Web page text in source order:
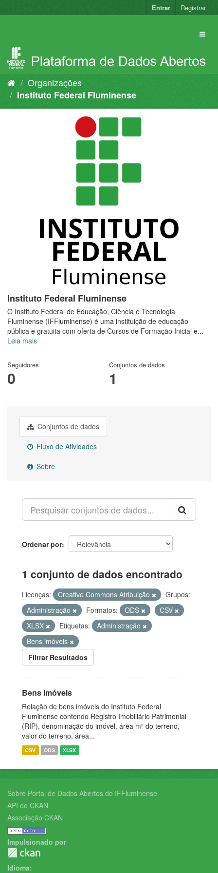
para
Entrar Registrar
Organizações
Instituto Federal Fluminense
Instituto Federal Fluminense
O Instituto Federal de Educação, Ciência e Tecnologia
Fluminense (IFFluminense) é uma instituição de educação
pública e gratuita com oferta de Cursos de Formação Inicial e...
Leia mais
Seguidores
0
Conjuntos de dados
1
Conjuntos de dados
Fluxo de Atividades
Sobre
Ordenar por
1 conjunto de dados encontrado
Licenças: Creative Commons Atribuição
Grupos:
Administração
Formatos: ODS
CSV
XLSX
Etiquetas:
Administração
Bens imóveis
Filtrar Resultados
Bens Imóveis
Relação de bens imóveis do Instituto Federal
Fluminense contendo Registro Imobiliário Patrimonial
(RIP), denominação do imóvel, área m² do terreno,
valor do terreno, área...
CSV ODS XLSX
Sobre Portal de Dados Abertos do IFFluminense
API do CKAN
Associação CKAN
Impulsionado por
Idioma